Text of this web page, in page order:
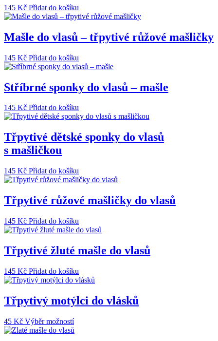
145 Kč Přidat do košíku
Mašle do vlasů – třpytivé růžové mašličky
145 Kč Přidat do košíku
Stříbrné sponky do vlasů – mašle
145 Kč Přidat do košíku
Třpytivé dětské sponky do vlasů
s mašličkou
145 Kč Přidat do košíku
Třpytivé růžové mašličky do vlasů
145 Kč Přidat do košíku
Třpytivé žluté mašle do vlasů
145 Kč Přidat do košíku
Třpytivý motýlci do vlásků
45 Kč Výběr možnostíTento
produkt